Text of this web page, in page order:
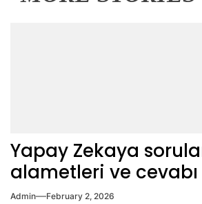
Yapay Zekaya
alametleri ve cevabı
Admin February 2, 2026